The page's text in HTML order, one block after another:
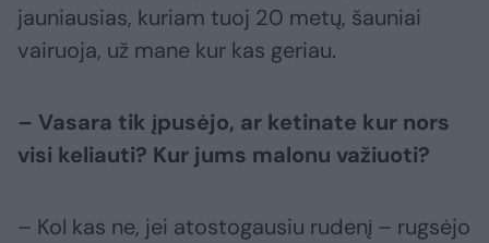
jauniausias, kuriam tuoj 20 metų, šauniai
vairuoja, už mane kur kas geriau.
– Vasara tik įpusėjo, ar ketinate kur nors
visi keliauti? Kur jums malonu važiuoti?
– Kol kas ne, jei atostogausiu rudenį – rugsėjo